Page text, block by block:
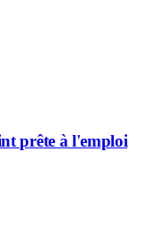
prête à l'emploi